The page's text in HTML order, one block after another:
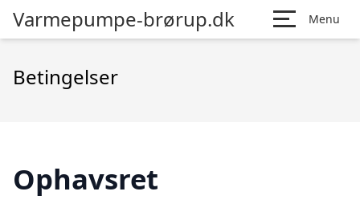
Varmepumpe-brørup.dk Menu
Betingelser
Ophavsret